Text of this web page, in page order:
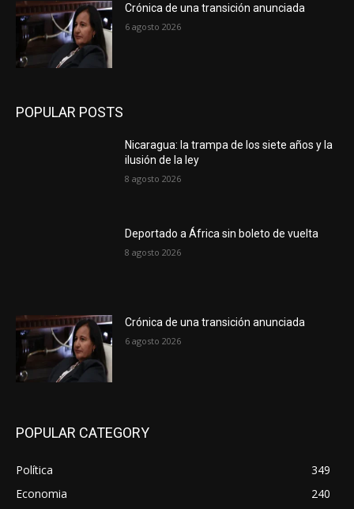
Crónica de una transición anunciada
6 agosto 2026
POPULAR POSTS
Nicaragua: la trampa de los siete años y la
ilusión de la ley
8 agosto 2026
Deportado a África sin boleto de vuelta
8 agosto 2026
Crónica de una transición anunciada
6 agosto 2026
POPULAR CATEGORY
Política
349
Economia
240